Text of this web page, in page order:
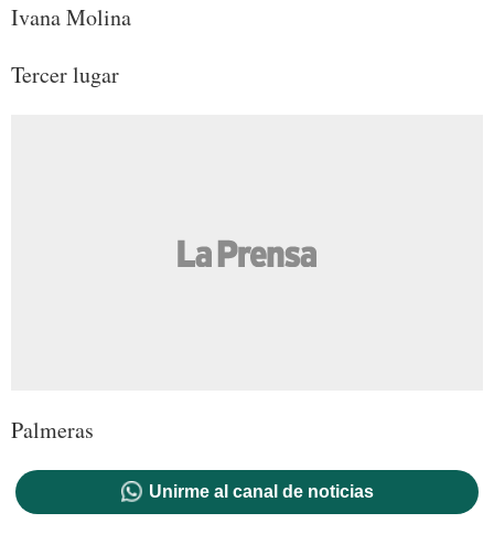
Ivana Molina
Tercer lugar
Palmeras
Unirme al canal de noticias